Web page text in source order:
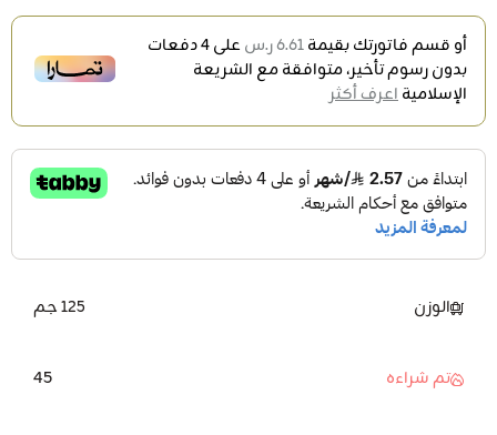
أو قسم فاتورتك بقيمة6.61 ر.س على4دفعات
بدون رسوم تأخير، متوافقة مع الشريعة
الإسلاميةاعرف أكثر
الوزن 125 جم
تم شراءه 45